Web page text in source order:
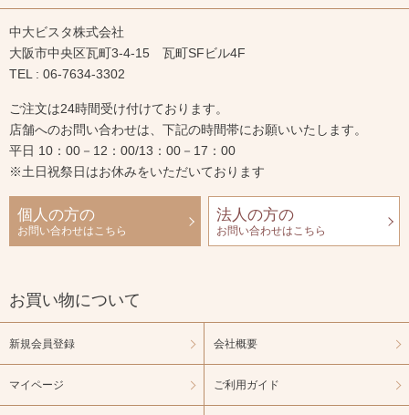
中大ビスタ株式会社
大阪市中央区瓦町3-4-15 瓦町SFビル4F
TEL : 06-7634-3302
ご注文は24時間受け付けております。
店舗へのお問い合わせは、下記の時間帯にお願いいたします。
平日 10：00－12：00/13：00－17：00
※土日祝祭日はお休みをいただいております
個人の方の
お問い合わせはこちら
法人の方の
お問い合わせはこちら
お買い物について
新規会員登録
マイページ
会社概要
ご利用ガイド